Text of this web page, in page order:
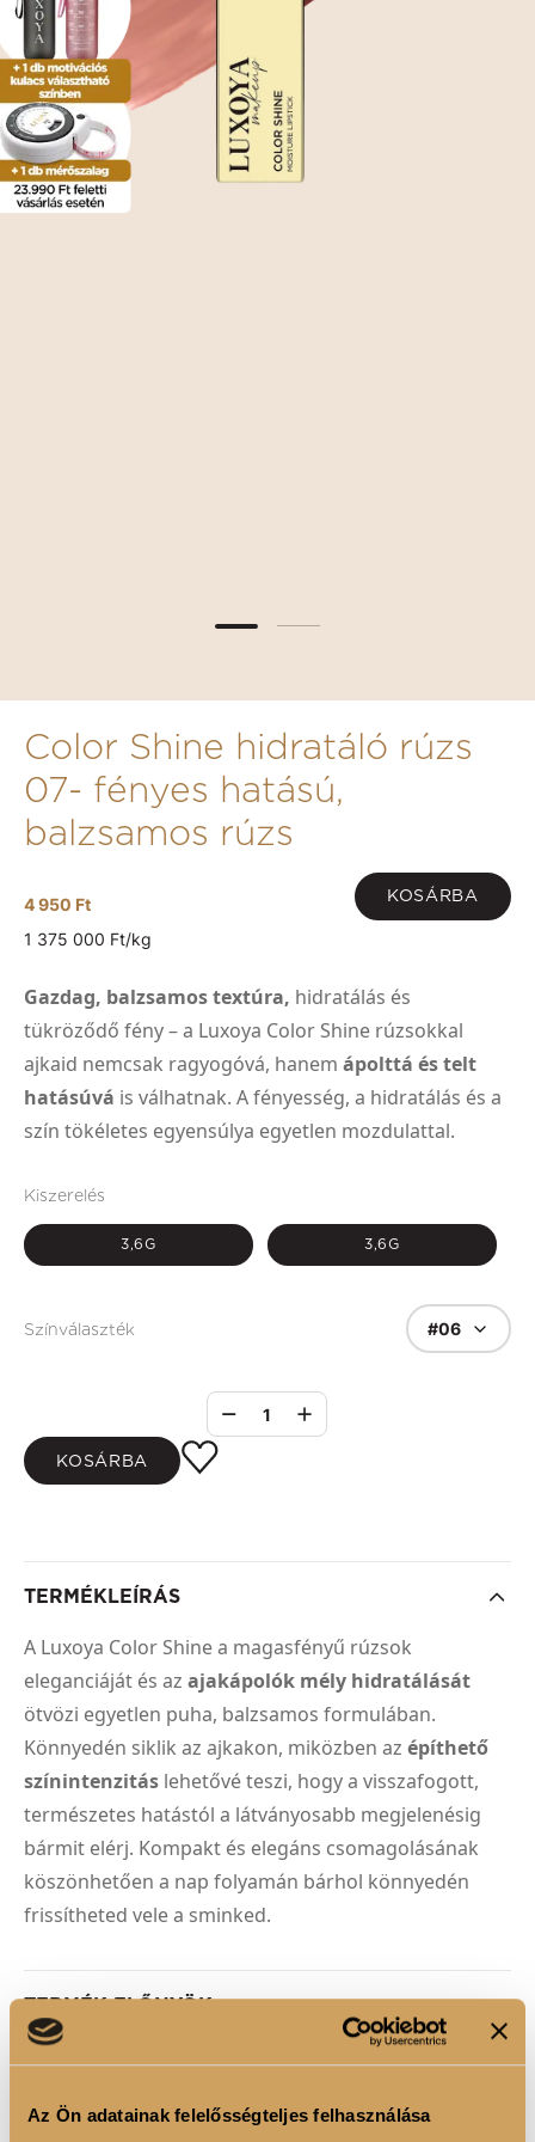
Az Ön adatainak felelősségteljes felhasználása
Color Shine hidratáló rúzs
07- fényes hatású,
balzsamos rúzs
4 950 Ft KOSÁRBA
1 375 000 Ft/kg
Gazdag, balzsamos textúra, hidratálás és
tükröződő fény – a Luxoya Color Shine rúzsokkal
ajkaid nemcsak ragyogóvá, hanem ápolttá és telt
hatásúvá is válhatnak. A fényesség, a hidratálás és a
szín tökéletes egyensúlya egyetlen mozdulattal.
Kiszerelés
3,6G 3,6G
Színválaszték #06
1
KOSÁRBA
TERMÉKLEÍRÁS
A Luxoya Color Shine a magasfényű rúzsok
eleganciáját és az ajakápolók mély hidratálását
ötvözi egyetlen puha, balzsamos formulában.
Könnyedén siklik az ajkakon, miközben az építhető
színintenzitás lehetővé teszi, hogy a visszafogott,
természetes hatástól a látványosabb megjelenésig
bármit elérj. Kompakt és elegáns csomagolásának
köszönhetően a nap folyamán bárhol könnyedén
frissítheted vele a sminked.
TERMÉK ELŐNYÖK
elnehezülő
Krémes, balzsamos textúra